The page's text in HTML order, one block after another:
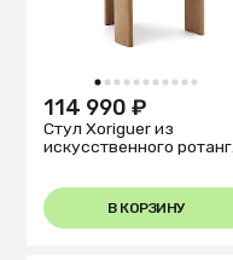
1 2 3 4 5 6 7 8 9 1011
114 990 ₽
Стул Xoriguer из
искусственного ротанга
В КОРЗИНУ